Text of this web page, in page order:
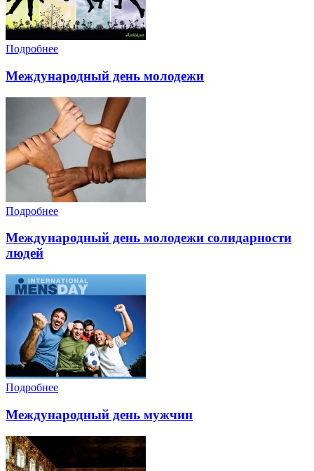
Подробнее
Международный день молодежи
Подробнее
Международный день молодежи солидарности
людей
Подробнее
Международный день мужчин